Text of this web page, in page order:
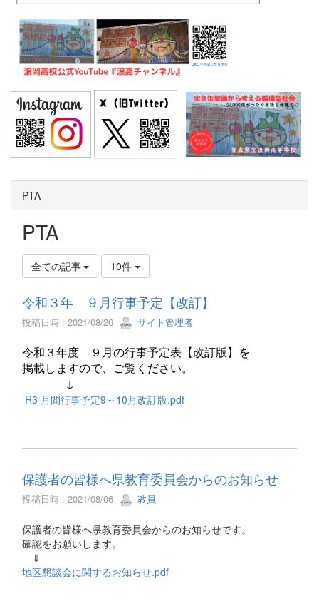
PTA
PTA
全ての記事 10件
令和３年 ９月行事予定【改訂】
投稿日時 : 2021/08/26 サイト管理者
令和３年度 ９月の行事予定表【改訂版】 を
掲載しますので、ご覧ください。
↓
R3 月間行事予定9～10月改訂版.pdf
保護者の皆様へ県教育委員会からのお知らせ
投稿日時 : 2021/08/06 教員
保護者の皆様へ県教育委員会からのお知らせです。
確認をお願いします。
⇓
地区懇談会に関するお知らせ.pdf